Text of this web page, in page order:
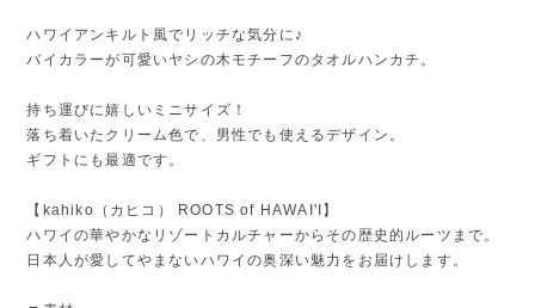
ハワイアンキルト風でリッチな気分に♪
バイカラーが可愛いヤシの木モチーフのタオルハンカチ。
持ち運びに嬉しいミニサイズ！
落ち着いたクリーム色で、男性でも使えるデザイン。
ギフトにも最適です。
【kahiko（カヒコ） ROOTS of HAWAI'I】
ハワイの華やかなリゾートカルチャーからその歴史的ルーツまで。
日本人が愛してやまないハワイの奥深い魅力をお届けします。